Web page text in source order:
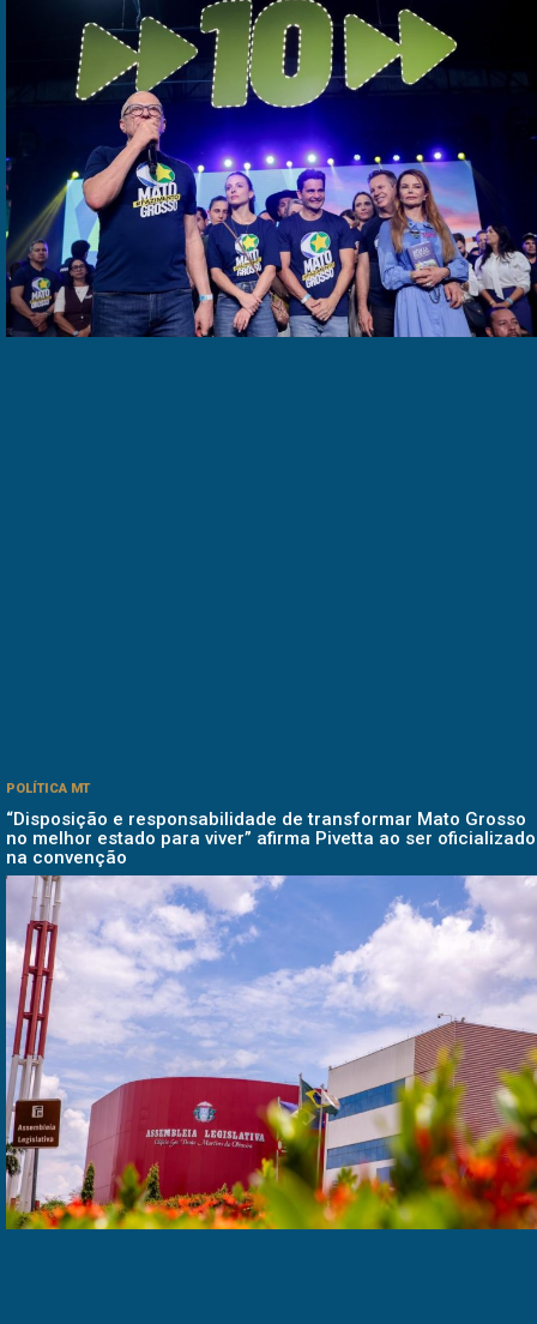
POLÍTICA MT
“Disposição e responsabilidade de transformar Mato Grosso
no melhor estado para viver” afirma Pivetta ao ser oficializado
na convenção